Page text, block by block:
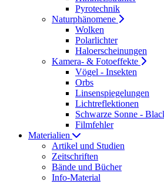
Pyrotechnik
Naturphänomene
Wolken
Polarlichter
Haloerscheinungen
Kamera- & Fotoeffekte
Vögel - Insekten
Orbs
Linsenspiegelungen
Lichtreflektionen
Schwarze Sonne -
Filmfehler
Materialien
Artikel und Studien
Zeitschriften
Bände und Bücher
Info-Material